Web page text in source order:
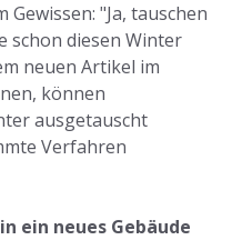
"Ja, tauschen
schon diesen Winter
neuen Artikel im
können
ausgetauscht
Verfahren
ein neues Gebäude